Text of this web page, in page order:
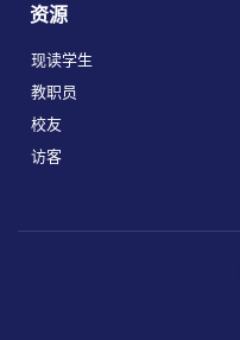
资源
现读学生
教职员
校友
访客